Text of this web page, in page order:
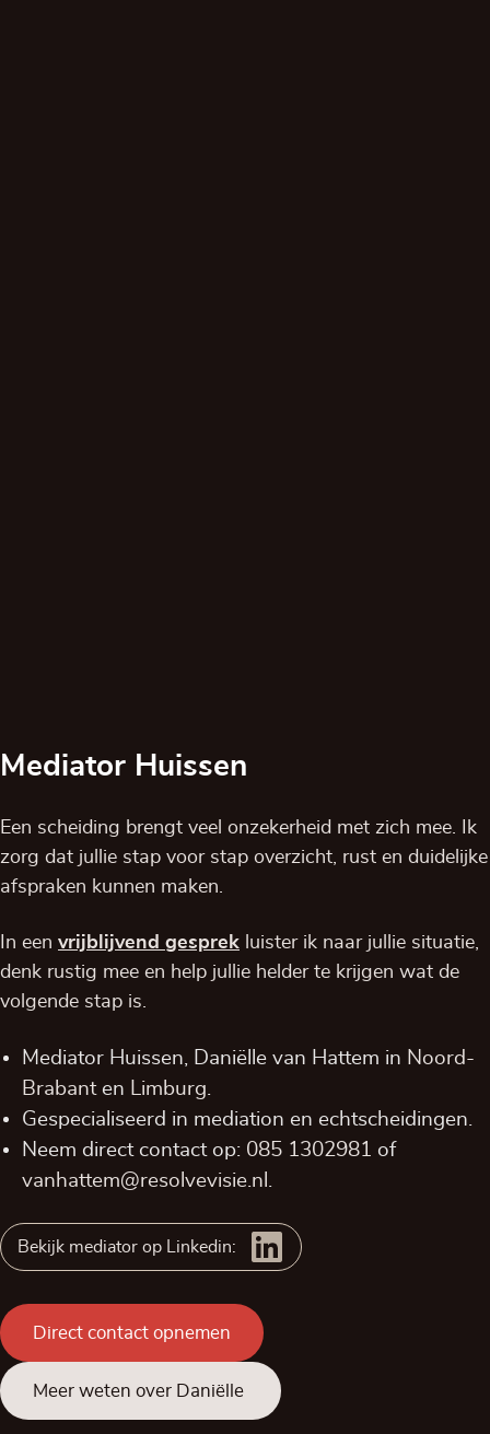
Mediator Huissen
Een scheiding brengt veel onzekerheid met zich mee. Ik
zorg dat jullie stap voor stap overzicht, rust en duidelijke
afspraken kunnen maken.
In een vrijblijvend gesprek luister ik naar jullie situatie,
denk rustig mee en help jullie helder te krijgen wat de
volgende stap is.
Mediator Huissen, Daniëlle van Hattem in Noord-
Brabant en Limburg
Gespecialiseerd in mediation en echtscheidingen.
Neem direct contact op: 085 1302981 of
vanhattem@resolvevisie.nl
Bekijk mediator op Linkedin:
Direct contact opnemen
Meer weten over Daniëlle